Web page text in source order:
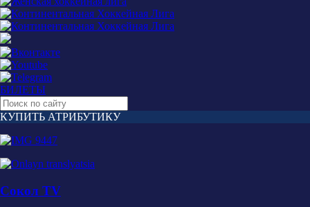
БИЛЕТЫ
КУПИТЬ АТРИБУТИКУ
Сокол TV